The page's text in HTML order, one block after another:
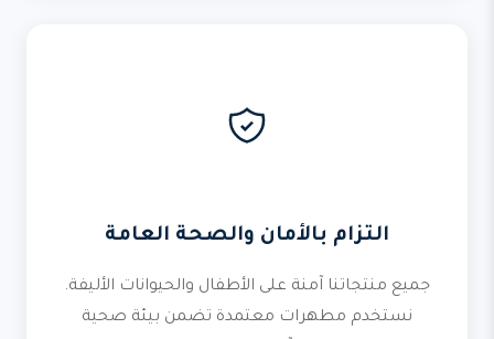
التزام بالأمان والصحة العامة
جميع منتجاتنا آمنة على الأطفال والحيوانات الأليفة.
نستخدم مطهرات معتمدة تضمن بيئة صحية